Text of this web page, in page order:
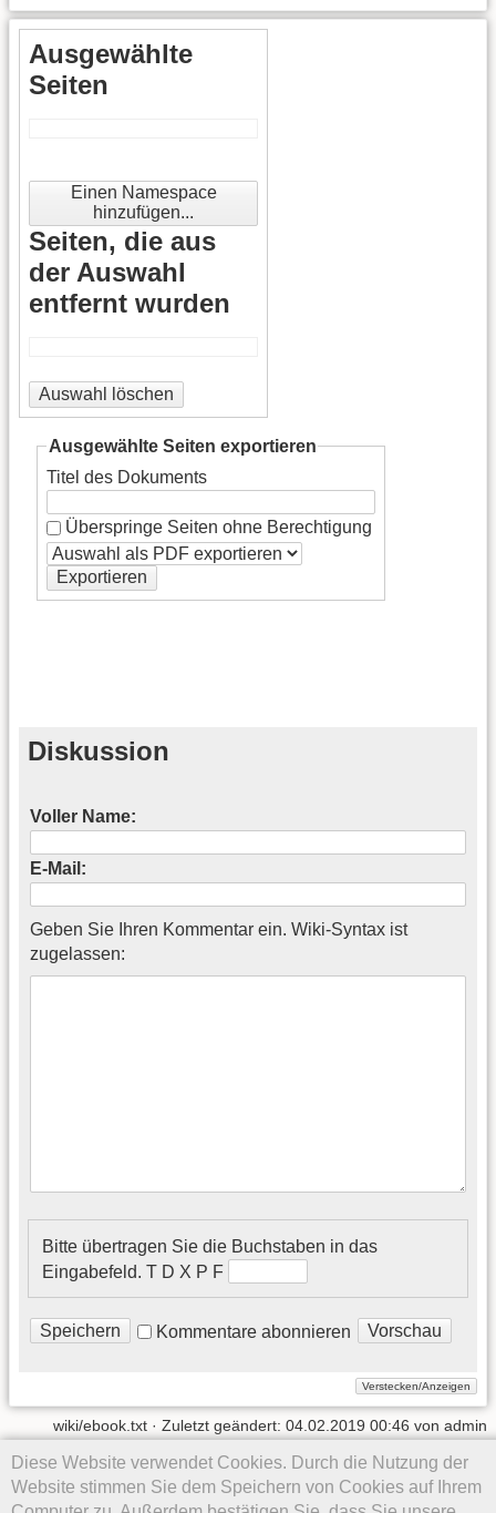
Ausgewählte
Seiten
Einen Namespace
hinzufügen...
Seiten, die aus
der Auswahl
entfernt wurden
Auswahl löschen
Ausgewählte Seiten exportieren
Titel des Dokuments
Überspringe Seiten ohne Berechtigung
Exportieren
Diese Website verwendet Cookies. Durch die Nutzung der
Website stimmen Sie dem Speichern von Cookies auf Ihrem
Diskussion
Voller Name:
E-Mail:
Geben Sie Ihren Kommentar ein. Wiki-Syntax ist
zugelassen:
Bitte übertragen Sie die Buchstaben in das
Eingabefeld. T D X P F
Kommentare abonnieren
wiki/ebook.txt · Zuletzt geändert: 04.02.2019 00:46 von admin